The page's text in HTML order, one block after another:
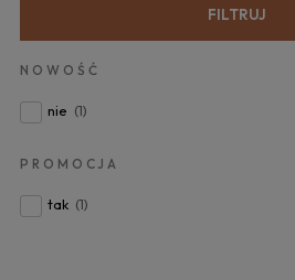
FILTRUJ
NOWOŚĆ
nie (1)
PROMOCJA
tak (1)